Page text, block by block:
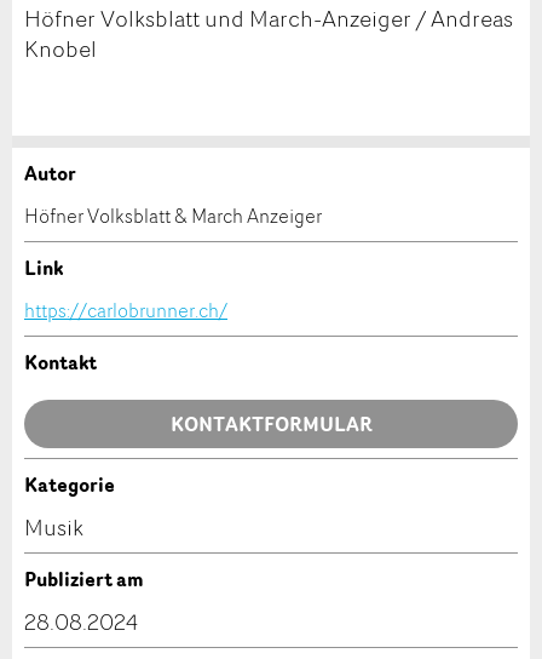
Höfner Volksblatt und March-Anzeiger / Andreas
Knobel
Anzeige beanstanden
Ihr Feedback wird sehr geschätzt!
Allgemeines Feedback
Anzeige nicht mehr gültig
Anzeige weiterempfehlen
Empfehlen Sie diese Anzeige an Freunde weiter.
* Eingabe erforderlich
Autor
Höfner Volksblatt & March Anzeiger
Link
https://carlobrunner.ch/
Kontakt
KONTAKTFORMULAR
Kontakt
Verfassen Sie eine Nachricht für die Kontaktpersonen
Kategorie
Musik
Publiziert am
28.08.2024